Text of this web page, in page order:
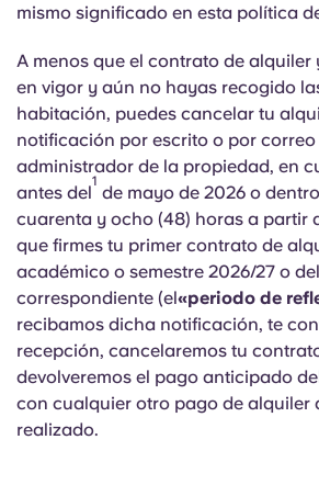
mismo significado en esta política
A menos que el contrato de
en vigor y aún no hayas recogido
habitación, puedes cancelar tu
notificación por escrito o por
administrador de la propiedad, en
antes del
1
de mayo de 2026 o
cuarenta y ocho (48) horas a partir
que firmes tu primer contrato de
académico o semestre 2026/27 o
correspondiente (el«periodo de
recibamos dicha notificación, te
recepción, cancelaremos tu
devolveremos el pago anticipado
con cualquier otro pago de alquiler
realizado.